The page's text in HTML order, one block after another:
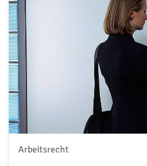
Arbeitsrecht